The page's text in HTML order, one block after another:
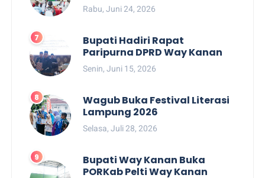
Rabu, Juni 24, 2026
Bupati Hadiri Rapat
Paripurna DPRD Way Kanan
Senin, Juni 15, 2026
Wagub Buka Festival Literasi
Lampung 2026
Selasa, Juli 28, 2026
Bupati Way Kanan Buka
PORKab Pelti Way Kanan